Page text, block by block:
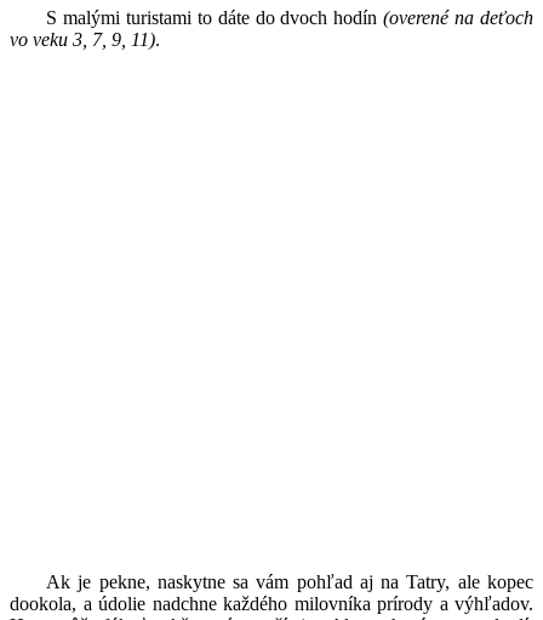
S malými turistami to dáte do dvoch hodín(overené na deťoch
vo veku 3, 7, 9, 11).
Ak je pekne, naskytne sa vám pohľad aj na Tatry, ale kopec
dookola, a údolie nadchne každého milovníka prírody a výhľadov.